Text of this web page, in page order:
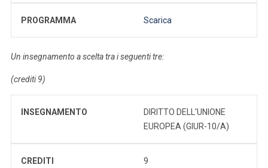
PROGRAMMA Scarica
Un insegnamento a scelta tra i seguenti tre:
(crediti 9)
INSEGNAMENTO
DIRITTO DELL'UNIONE
EUROPEA (GIUR-10/A)
CREDITI 9